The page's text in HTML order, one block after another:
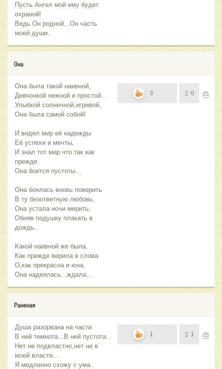
Пусть Ангел мой ему будет
охраной!
Ведь Он родной...Он часть
моей души..
Она
Она была такой наивной,
Девчонкой нежной и простой..
Улыбкой солнечной,игривой,
Она была самой собой!
И видел мир её надежды
Её успехи и мечты,
И знал тот мир что так как
прежде
Она боится пустоты...
Она боялась вновь поверить
В ту безответную любовь,
Она устала ночи мерить,
Обняв подушку плакать в
дождь..
Какой наивной же была,
Как прежде верила в слова
О,как прекрасна и юна,
Она надеялась...ждала...
3 0
Раненая
Душа разорвана на части
В ней темнота...В ней пустота..
Нет не подвластно,нет не в
моей власти...
Я медленно схожу с ума..
1 1